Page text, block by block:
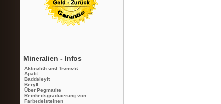
Mineralien - Infos
Aktinolith und Tremolit
Apatit
Baddeleyit
Beryll
Über Pegmatite
Reinheitsgraduierung von
Farbedelsteinen